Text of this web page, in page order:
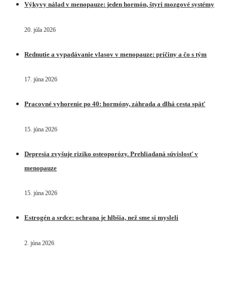
Výkyvy nálad v menopauze: jeden hormón, štyri mozgové systémy
20. júla 2026
Rednutie a vypadávanie vlasov v menopauze: príčiny a čo s tým
17. júna 2026
Pracovné vyhorenie po 40: hormóny, záhrada a dlhá cesta späť
15. júna 2026
Depresia zvyšuje riziko osteoporózy. Prehliadaná súvislosť v
menopauze
15. júna 2026
Estrogén a srdce: ochrana je hlbšia, než sme si mysleli
2. júna 2026